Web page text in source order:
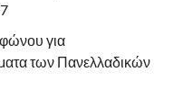
για
των Πανελλαδικών